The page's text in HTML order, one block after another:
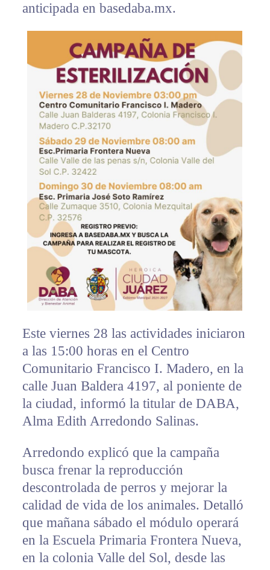
anticipada en basedaba.mx.
Este viernes 28 las actividades iniciaron
a las 15:00 horas en el Centro
Comunitario Francisco I. Madero, en la
calle Juan Baldera 4197, al poniente de
la ciudad, informó la titular de DABA,
Alma Edith Arredondo Salinas.
Arredondo explicó que la campaña
busca frenar la reproducción
descontrolada de perros y mejorar la
calidad de vida de los animales. Detalló
que mañana sábado el módulo operará
en la Escuela Primaria Frontera Nueva,
en la colonia Valle del Sol, desde las